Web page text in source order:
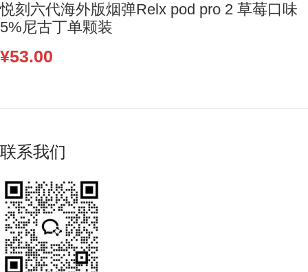
悦刻六代海外版烟弹Relx pod pro 2 草莓口味
5%尼古丁单颗装
¥53.00
联系我们